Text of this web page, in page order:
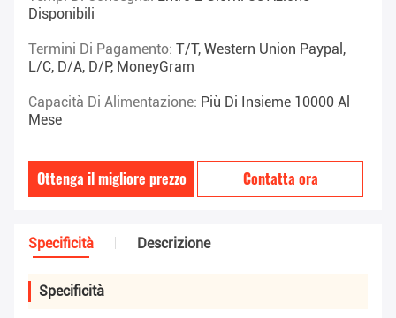
Disponibili
Termini Di Pagamento: T/T, Western Union Paypal,
L/C, D/A, D/P, MoneyGram
Capacità Di Alimentazione: Più Di Insieme 10000 Al
Mese
Ottenga il migliore prezzo Contatta ora
Specificità Descrizione
Specificità